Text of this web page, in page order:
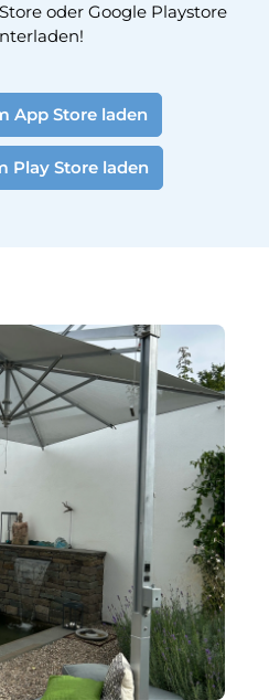
oder Google Playstore
App Store laden
Play Store laden